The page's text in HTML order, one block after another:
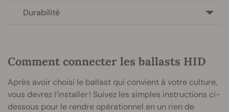
Durabilité
Comment connecter les ballasts HID
Après avoir choisi le ballast qui convient à votre culture,
vous devrez l’installer ! Suivez les simples instructions ci-
dessous pour le rendre opérationnel en un rien de